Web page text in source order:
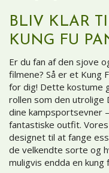
BLIV KLAR
KUNG FU
Er du fan af den sjove
filmene? Så er et Kung
for dig! Dette kostume
rollen som den utrolige
dine kampsportsevner
fantastiske outfit.
designet til at fange
de velkendte sorte og
muligvis endda en kung